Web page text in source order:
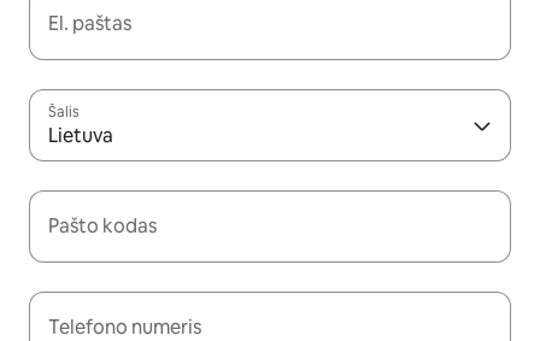
El. paštas
Šalis
Lietuva
Pašto kodas
Telefono numeris